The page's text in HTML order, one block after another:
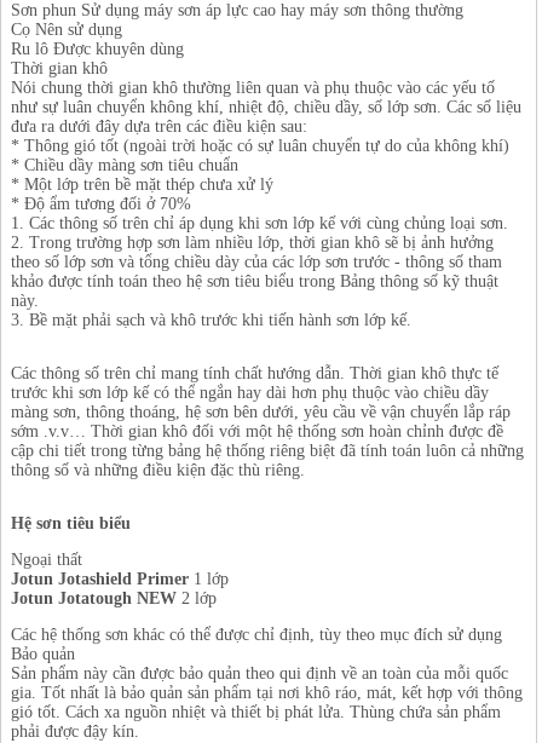
Sơn phun Sử dụng máy sơn áp lực cao hay máy sơn thông thường
Cọ Nên sử dụng
Ru lô Được khuyên dùng
Thời gian khô
Nói chung thời gian khô thường liên quan và phụ thuộc vào các yếu tố
như sự luân chuyển không khí, nhiệt độ, chiều dầy, số lớp sơn. Các số liệu
đưa ra dưới đây dựa trên các điều kiện sau:
* Thông gió tốt (ngoài trời hoặc có sự luân chuyển tự do của không khí)
* Chiều dầy màng sơn tiêu chuẩn
* Một lớp trên bề mặt thép chưa xử lý
* Độ ẩm tương đối ở 70%
1. Các thông số trên chỉ áp dụng khi sơn lớp kế với cùng chủng loại sơn.
2. Trong trường hợp sơn làm nhiều lớp, thời gian khô sẽ bị ảnh hưởng
theo số lớp sơn và tổng chiều dày của các lớp sơn trước - thông số tham
khảo được tính toán theo hệ sơn tiêu biểu trong Bảng thông số kỹ thuật
này.
3. Bề mặt phải sạch và khô trước khi tiến hành sơn lớp kế.
Các thông số trên chỉ mang tính chất hướng dẫn. Thời gian khô thực tế
trước khi sơn lớp kế có thể ngắn hay dài hơn phụ thuộc vào chiều dầy
màng sơn, thông thoáng, hệ sơn bên dưới, yêu cầu về vận chuyển lắp ráp
sớm .v.v… Thời gian khô đối với một hệ thống sơn hoàn chỉnh được đề
cập chi tiết trong từng bảng hệ thống riêng biệt đã tính toán luôn cả những
thông số và những điều kiện đặc thù riêng.
Hệ sơn tiêu biểu
Ngoại thất
Jotun Jotashield Primer 1 lớp
Jotun Jotatough NEW 2 lớp
Các hệ thống sơn khác có thể được chỉ định, tùy theo mục đích sử dụng
Bảo quản
Sản phẩm này cần được bảo quản theo qui định về an toàn của mỗi quốc
gia. Tốt nhất là bảo quản sản phẩm tại nơi khô ráo, mát, kết hợp với thông
gió tốt. Cách xa nguồn nhiệt và thiết bị phát lửa. Thùng chứa sản phẩm
phải được đậy kín.